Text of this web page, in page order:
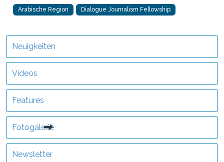
Arabische Region Dialogue Journalism Fellowship
Neuigkeiten
Videos
Features
Fotogalerie
Newsletter